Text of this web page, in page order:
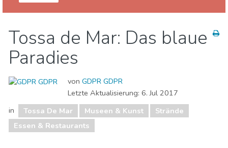
Essen & Restaurants
Familienspaß
Museen & Kunst
Tossa de Mar: Das blaue
Paradies
von GDPR GDPR
Letzte Aktualisierung: 6. Jul 2017
in
Tossa De Mar Museen & Kunst
Strände
Essen & Restaurants